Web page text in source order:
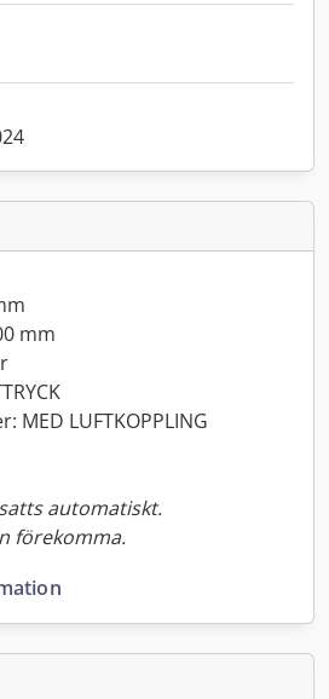
mm
MED LUFTKOPPLING
automatiskt.
förekomma.